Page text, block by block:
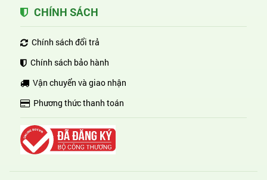
CHÍNH SÁCH
Chính sách đổi trả
Chính sách bảo hành
Vận chuyển và giao nhận
Phương thức thanh toán